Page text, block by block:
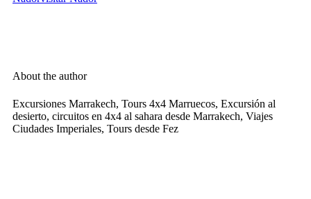
About the author
Excursiones Marrakech, Tours 4x4 Marruecos, Excursión al
desierto, circuitos en 4x4 al sahara desde Marrakech, Viajes
Ciudades Imperiales, Tours desde Fez